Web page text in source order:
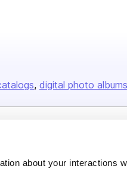
about your interactions
digital photo albums
About us